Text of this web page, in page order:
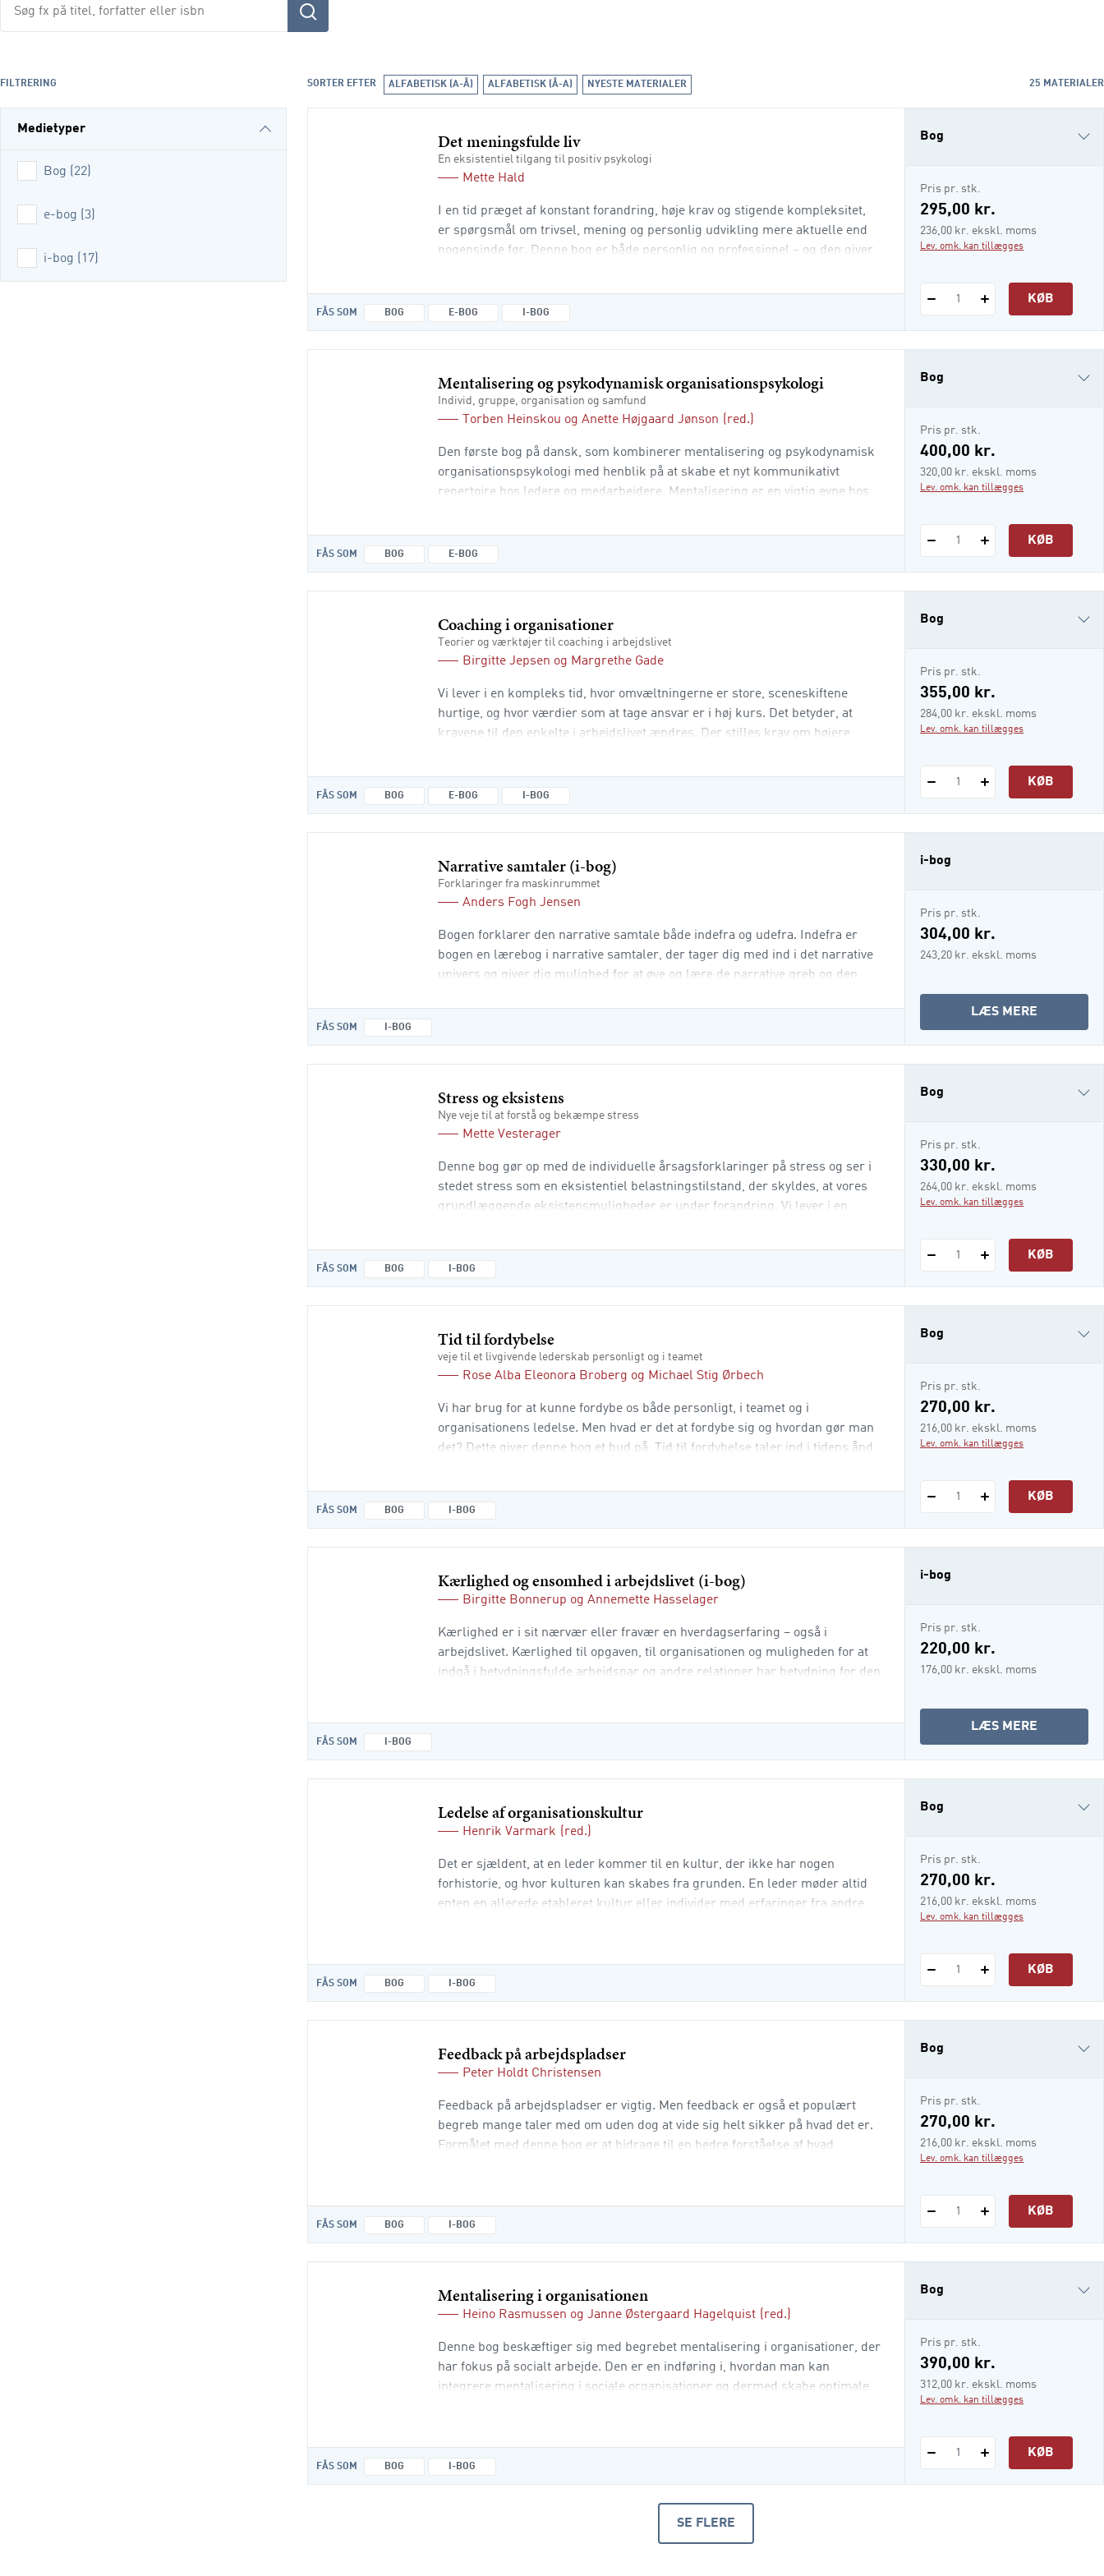
fag,
FILTRERING
Medietyper
Bog 22
e-bog 3
i-bog 17
SORTER EFTER ALFABETISK (A-Å) ALFABETISK (Å-A) NYESTE MATERIALER 25 MATERIALER
Det meningsfulde liv
En eksistentiel tilgang til positiv psykologi
Mette Hald
I en tid præget af konstant forandring, høje krav og stigende kompleksitet,
er spørgsmål om trivsel, mening og personlig udvikling mere aktuelle end
nogensinde før. Denne bog er både personlig og professionel – og den giver
stærkere i dit eget liv. Bogen er inddelt i seks dele, d
FÅS SOM BOG E-BOG I-BOG
Bog
e-bog
i-bog
Pris pr. stk.
295,00 kr.
236,00 kr. ekskl. moms
Lev. omk. kan tillægges
1 KØB
Mentalisering og psykodynamisk organisationspsykologi
Individ, gruppe, organisation og samfund
Torben Heinskou ogAnette Højgaard Jønson (red.)
Den første bog på dansk, som kombinerer mentalisering og psykodynamisk
organisationspsykologi med henblik på at skabe et nyt kommunikativt
repertoire hos ledere og medarbejdere. Mentalisering er en vigtig evne hos
organisationspsykologis styrkesider er at forstå, hvordan det ubevid
FÅS SOM BOG E-BOG
Bog
e-bog
Pris pr. stk.
400,00 kr.
320,00 kr. ekskl. moms
Lev. omk. kan tillægges
1 KØB
Coaching i organisationer
Teorier og værktøjer til coaching i arbejdslivet
Birgitte Jepsen og Margrethe Gade
Vi lever i en kompleks tid, hvor omvæltningerne er store, sceneskiftene
hurtige, og hvor værdier som at tage ansvar er i høj kurs. Det betyder, at
kravene til den enkelte i arbejdslivet ændres. Der stilles krav om højere
den kompleksitet, der sætter dagsordenen.
FÅS SOM BOG E-BOG I-BOG
Bog
e-bog
i-bog
Pris pr. stk.
355,00 kr.
284,00 kr. ekskl. moms
Lev. omk. kan tillægges
1 KØB
Narrative samtaler (i-bog)
Forklaringer fra maskinrummet
Anders Fogh Jensen
Bogen forklarer den narrative samtale både indefra og udefra. Indefra er
bogen en lærebog i narrative samtaler, der tager dig med ind i det narrative
univers og giver dig mulighed for at øve og lære de narrative greb og den
FÅS SOM I-BOG
i-bog
Pris pr. stk.
304,00 kr.
243,20 kr. ekskl. moms
LÆS MERE
SAMTALER
Stress og eksistens
Nye veje til at forstå og bekæmpe stress
Mette Vesterager
Denne bog gør op med de individuelle årsagsforklaringer på stress og ser i
stedet stress som en eksistentiel belastningstilstand, der skyldes, at vores
grundlæggende eksistensmuligheder er under forandring. Vi lever i en
bagud. Vi får flere mulighe
FÅS SOM BOG I-BOG
Bog
i-bog
Pris pr. stk.
330,00 kr.
264,00 kr. ekskl. moms
Lev. omk. kan tillægges
1 KØB
Tid til fordybelse
veje til et livgivende lederskab personligt og i teamet
Rose Alba Eleonora Broberg og Michael Stig Ørbech
Vi har brug for at kunne fordybe os både personligt, i teamet og i
organisationens ledelse. Men hvad er det at fordybe sig og hvordan gør man
det? Dette giver denne bog et bud på. Tid til fordybelse taler ind i tidens ånd,
lederskab, som er et lederskab, d
FÅS SOM BOG I-BOG
Bog
i-bog
Pris pr. stk.
270,00 kr.
216,00 kr. ekskl. moms
Lev. omk. kan tillægges
1 KØB
Kærlighed og ensomhed i arbejdslivet (i-bog)
Birgitte Bonnerup ogAnnemette Hasselager
Kærlighed er i sit nærvær eller fravær en hverdagserfaring – også i
arbejdslivet. Kærlighed til opgaven, til organisationen og muligheden for at
indgå i betydningsfulde arbejdspar og andre relationer har betydning for den
FÅS SOM I-BOG
i-bog
Pris pr. stk.
220,00 kr.
176,00 kr. ekskl. moms
LÆS MERE
OG
Ledelse af organisationskultur
Henrik Varmark (red.)
Det er sjældent, at en leder kommer til en kultur, der ikke har nogen
forhistorie, og hvor kulturen kan skabes fra grunden. En leder møder altid
enten en allerede etableret kultur eller individer med erfaringer fra andre
respektive afdeling eller organisation? Bogen
FÅS SOM BOG I-BOG
Bog
i-bog
Pris pr. stk.
270,00 kr.
216,00 kr. ekskl. moms
Lev. omk. kan tillægges
1 KØB
Feedback på arbejdspladser
Peter Holdt Christensen
Feedback på arbejdspladser er vigtig. Men feedback er også et populært
begreb mange taler med om uden dog at vide sig helt sikker på hvad det er.
Formålet med denne bog er at bidrage til en bedre forståelse af hvad
identificeres centrale udfordringer ved feedback, bl.a. hvorfor
FÅS SOM BOG I-BOG
Bog
i-bog
Pris pr. stk.
270,00 kr.
216,00 kr. ekskl. moms
Lev. omk. kan tillægges
1 KØB
Mentalisering i organisationen
Heino Rasmussen ogJanne Østergaard Hagelquist (red.)
Denne bog beskæftiger sig med begrebet mentalisering i organisationer, der
har fokus på socialt arbejde. Den er en indføring i, hvordan man kan
integrere mentalisering i sociale organisationer og dermed skabe optimale
designet af den mentaliserende organisation. Læser
FÅS SOM BOG I-BOG
Bog
i-bog
Pris pr. stk.
390,00 kr.
312,00 kr. ekskl. moms
Lev. omk. kan tillægges
1 KØB
SE FLERE